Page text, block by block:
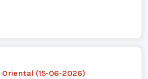
(15-06-2026)